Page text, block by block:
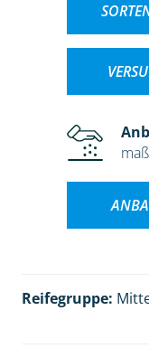
Reifegruppe: